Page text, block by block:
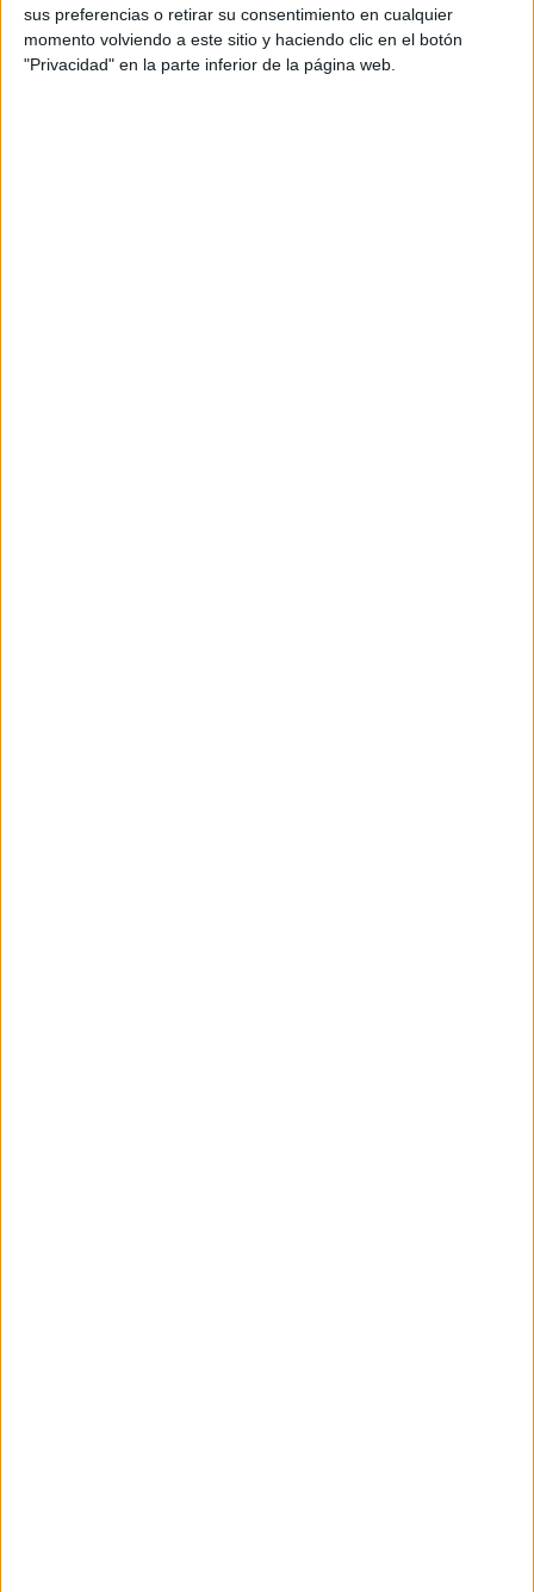
sus preferencias o retirar su consentimiento en cualquier
momento volviendo a este sitio y haciendo clic en el botón
"Privacidad" en la parte inferior de la página web.
Director general: Paco Ribera
Director creativo: Víctor Gonzalez Pozo